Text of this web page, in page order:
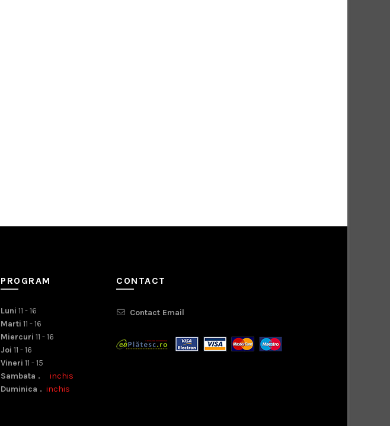
PROGRAM
Luni 11 - 16
Marti 11 - 16
Miercuri 11 - 16
Joi 11 - 16
Vineri 11 - 15
Sambata . inchis
Duminica . inchis
CONTACT
Contact Email